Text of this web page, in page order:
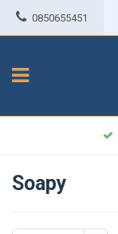
0850655451
Soapy